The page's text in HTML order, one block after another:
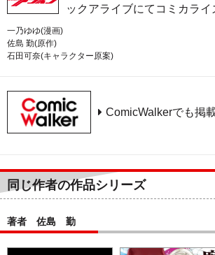
ックアライブにてコミカライ
一乃ゆゆ(漫画)
佐島 勤(原作)
石田可奈(キャラクター原案)
ComicWalkerでも掲
同じ作者の作品シリーズ
著者 佐島 勤